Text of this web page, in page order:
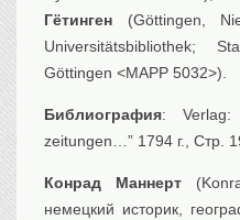
Гётинген (Göttingen,
Universitätsbibliothek;
Göttingen <MAPP 5032>).
Библиография: Verlag:
zeitungen…” 1794 г., Стр.
Конрад Маннерт
немецкий историк,